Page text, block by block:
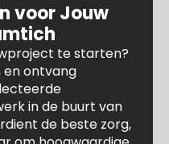
voor Jouw
te starten?
en ontvang
in de buurt van
de beste zorg,